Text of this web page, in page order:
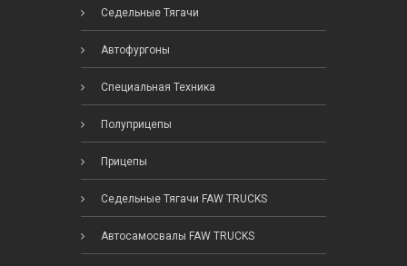
Седельные Тягачи
Автофургоны
Специальная Техника
Полуприцепы
Прицепы
Седельные Тягачи FAW TRUCKS
Автосамосвалы FAW TRUCKS